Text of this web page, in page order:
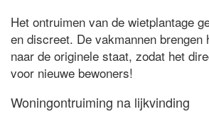
Het ontruimen van de wietplantage
en discreet. De vakmannen brengen
naar de originele staat, zodat het
voor nieuwe bewoners!
Woningontruiming na lijkvinding